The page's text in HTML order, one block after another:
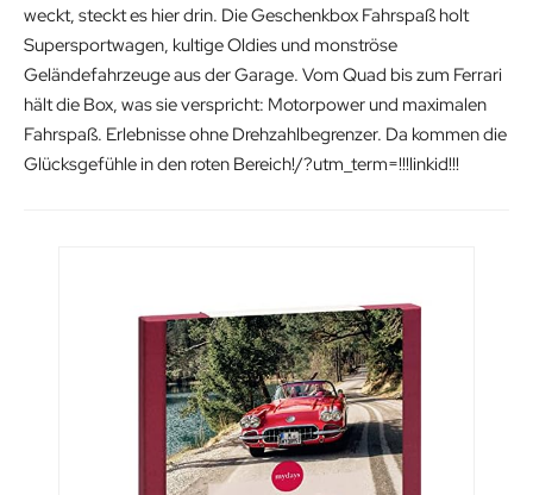
weckt, steckt es hier drin. Die Geschenkbox Fahrspaß holt
Supersportwagen, kultige Oldies und monströse
Geländefahrzeuge aus der Garage. Vom Quad bis zum Ferrari
hält die Box, was sie verspricht: Motorpower und maximalen
Fahrspaß. Erlebnisse ohne Drehzahlbegrenzer. Da kommen die
Glücksgefühle in den roten Bereich!/?utm_term=!!!linkid!!!